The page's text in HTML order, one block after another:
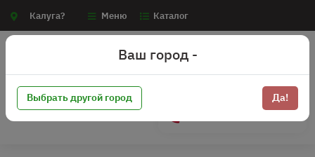
Калуга? Меню Каталог
Ваш город -
Выбрать другой город Да!